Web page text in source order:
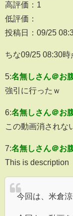
高評価：1
低評価：
投稿日：09/25
ちな09/25 08:30
5:名無しさん＠お
強引に行ったｗ
6:名無しさん＠お
この動画消されな
7:名無しさん＠お
This is description
今回は、米倉